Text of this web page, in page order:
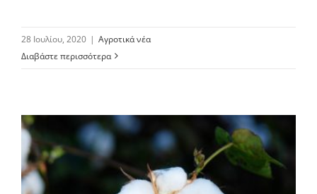
28 Ιουλίου, 2020 | Αγροτικά νέα
Διαβάστε περισσότερα